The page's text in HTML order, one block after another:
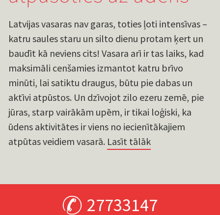
Latvijas vasaras nav garas, toties ļoti intensīvas –
katru saules staru un silto dienu protam ķert un
baudīt kā neviens cits! Vasara arī ir tas laiks, kad
maksimāli cenšamies izmantot katru brīvo
minūti, lai satiktu draugus, būtu pie dabas un
aktīvi atpūstos. Un dzīvojot zilo ezeru zemē, pie
jūras, starp vairākām upēm, ir tikai loģiski, ka
ūdens aktivitātes ir viens no iecienītākajiem
atpūtas veidiem vasarā. Lasīt tālāk
27733147